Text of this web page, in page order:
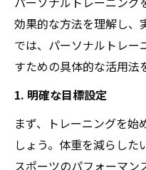
効果的な方法を理解し、
では、パーソナルトレー
すための具体的な活用法
1. 明確な目標設定
まず、トレーニングを始
しょう。体重を減らした
スポーツのパフォーマン